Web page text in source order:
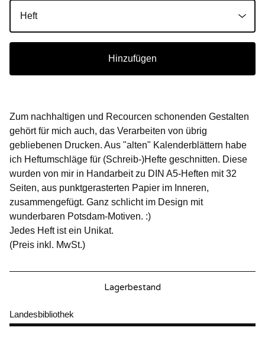
Hinzufügen
Zum nachhaltigen und Recourcen schonenden Gestalten
gehört für mich auch, das Verarbeiten von übrig
gebliebenen Drucken. Aus "alten" Kalenderblättern habe
ich Heftumschläge für (Schreib-)Hefte geschnitten. Diese
wurden von mir in Handarbeit zu DIN A5-Heften mit 32
Seiten, aus punktgerasterten Papier im Inneren,
zusammengefügt. Ganz schlicht im Design mit
wunderbaren Potsdam-Motiven. :)
Jedes Heft ist ein Unikat.
(Preis inkl. MwSt.)
Lagerbestand
Landesbibliothek